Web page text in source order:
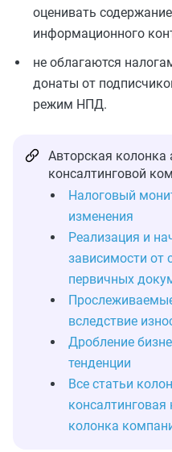
оценивать
информационного
не облагаются
донаты от
режим НПД.
Авторская колонка
консалтинговой
Налоговый
изменения
Реализация и
зависимости от
первичных
вследствие
Дробление
тенденции
Все статьи
колонка